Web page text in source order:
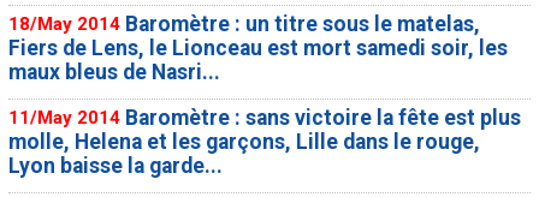
18/May 2014 Baromètre : un titre sous le matelas,
Fiers de Lens, le Lionceau est mort samedi soir, les
maux bleus de Nasri...
11/May 2014 Baromètre : sans victoire la fête est plus
molle, Helena et les garçons, Lille dans le rouge,
Lyon baisse la garde...
Tableau transferts L1
Taille de la police
Paramètrages / Options
Contact / Signaler un bug